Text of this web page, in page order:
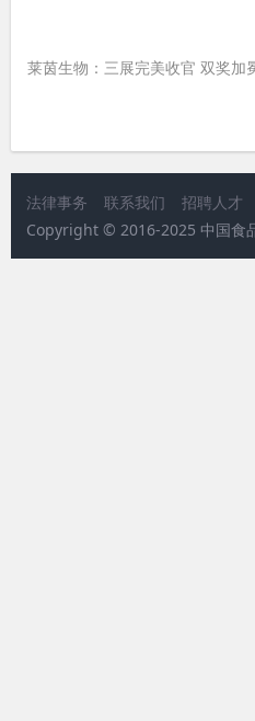
莱茵生物：三展完美收官 双奖加
法律事务 联系我们 招聘人才
Copyright © 2016-2025 中国食